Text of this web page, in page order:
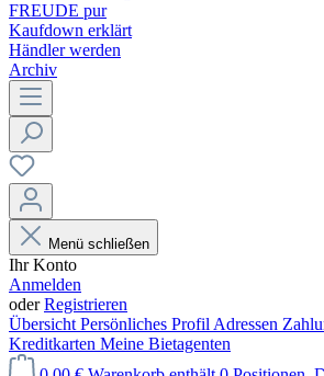
FREUDE pur
Kaufdown erklärt
Händler werden
Archiv
Menü schließen
Ihr Konto
Anmelden
oderRegistrieren
Übersicht Persönliches Profil Adressen
Kreditkarten Meine Bietagenten